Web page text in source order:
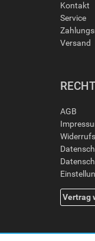
Kontakt
Service
Versand
AGB
Vertrag